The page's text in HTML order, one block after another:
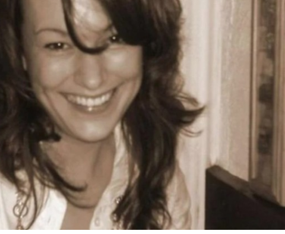
21°C 8 aug 22°C 9 aug